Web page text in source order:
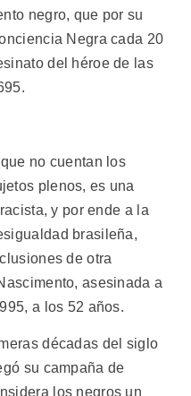
negro, que por su
Negra cada 20
del héroe de las
no cuentan los
plenos, es una
y por ende a la
brasileña,
de otra
asesinada a
a los 52 años.
décadas del siglo
su campaña de
los negros un